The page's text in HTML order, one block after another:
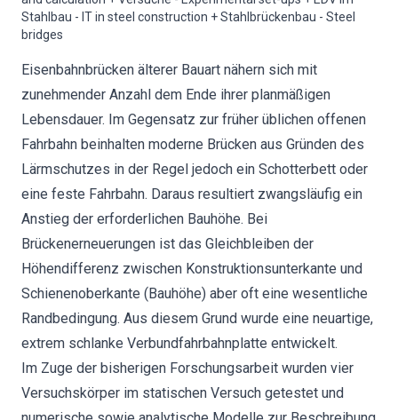
Stahlbau - IT in steel construction + Stahlbrückenbau - Steel
bridges
Eisenbahnbrücken älterer Bauart nähern sich mit
zunehmender Anzahl dem Ende ihrer planmäßigen
Lebensdauer. Im Gegensatz zur früher üblichen offenen
Fahrbahn beinhalten moderne Brücken aus Gründen des
Lärmschutzes in der Regel jedoch ein Schotterbett oder
eine feste Fahrbahn. Daraus resultiert zwangsläufig ein
Anstieg der erforderlichen Bauhöhe. Bei
Brückenerneuerungen ist das Gleichbleiben der
Höhendifferenz zwischen Konstruktionsunterkante und
Schienenoberkante (Bauhöhe) aber oft eine wesentliche
Randbedingung. Aus diesem Grund wurde eine neuartige,
extrem schlanke Verbundfahrbahnplatte entwickelt.
Im Zuge der bisherigen Forschungsarbeit wurden vier
Versuchskörper im statischen Versuch getestet und